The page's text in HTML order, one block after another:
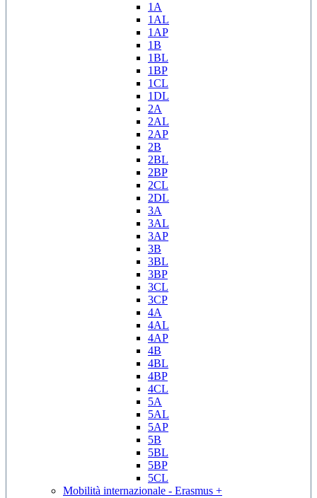
1A
1AL
1AP
1B
1BL
1BP
1CL
1DL
2A
2AL
2AP
2B
2BL
2BP
2CL
2DL
3A
3AL
3AP
3B
3BL
3BP
3CL
3CP
4A
4AL
4AP
4B
4BL
4BP
4CL
5A
5AL
5AP
5B
5BL
5BP
5CL
Mobilità internazionale - Erasmus +